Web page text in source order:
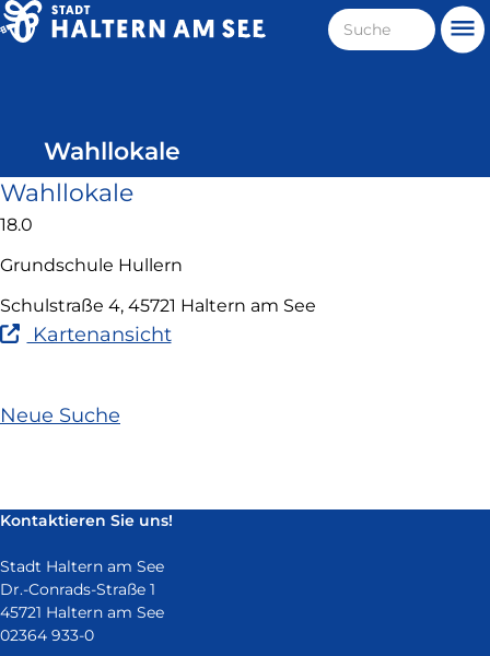
Direkt
zum
Suche
Wahllokale
Wahllokale
18.0
Grundschule Hullern
Schulstraße 4, 45721 Haltern am See
Kartenansicht(Link
Fenster)
Neue Suche
Kontaktieren Sie uns!
Stadt Haltern am See
Dr.-Conrads-Straße 1
45721 Haltern am See
02364 933-0